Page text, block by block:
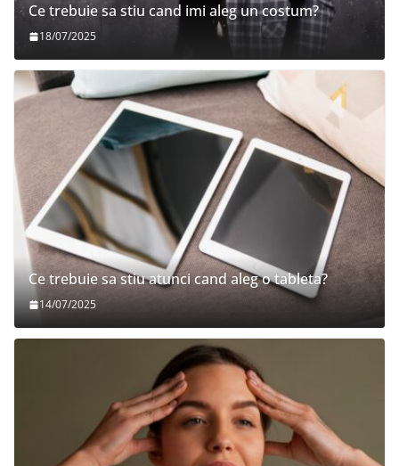
Ce trebuie sa stiu cand imi aleg un costum?
18/07/2025
Ce trebuie sa stiu atunci cand aleg o tableta?
14/07/2025